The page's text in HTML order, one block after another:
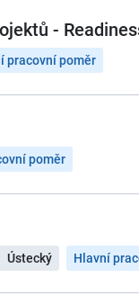
-
pracovní poměr
poměr
Ústecký Hlavní